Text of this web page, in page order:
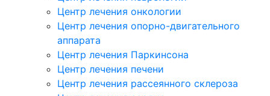
Центр лечения онкологии
Центр лечения опорно-двигательного
аппарата
Центр лечения Паркинсона
Центр лечения печени
Центр лечения рассеянного склероза